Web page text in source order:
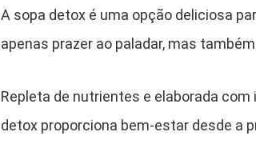
A sopa detox é uma opção deliciosa
apenas prazer ao paladar, mas
Repleta de nutrientes e elaborada
detox proporciona bem-estar desde a